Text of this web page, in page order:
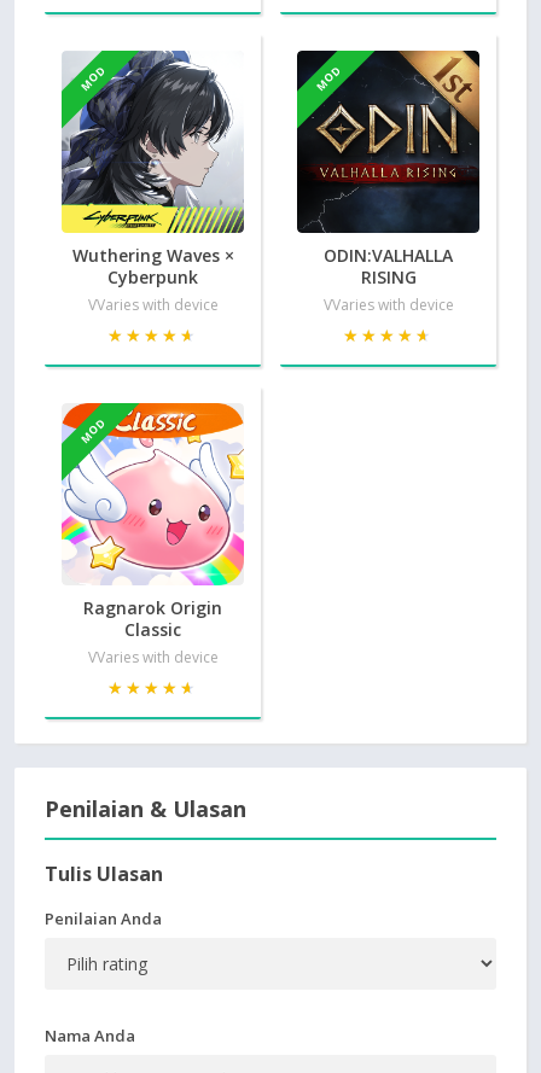
MOD
Wuthering Waves ×
Cyberpunk
VVaries with device
★★★★★
★★★★★
MOD
ODIN:VALHALLA
RISING
VVaries with device
★★★★★
★★★★★
MOD
Ragnarok Origin
Classic
VVaries with device
★★★★★
★★★★★
Penilaian & Ulasan
Tulis Ulasan
Penilaian Anda
Nama Anda